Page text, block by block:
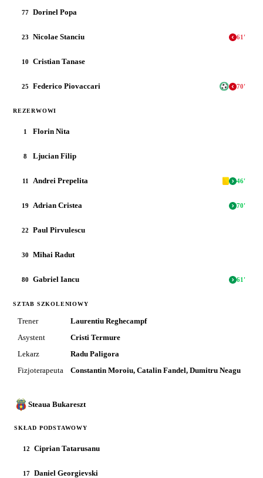
77 Dorinel Popa
23 Nicolae Stanciu 61 '
10 Cristian Tanase
25 Federico Piovaccari 70'
REZERWOWI
1 Florin Nita
8 Ljucian Filip
11 Andrei Prepelita 46'
19 Adrian Cristea 70'
22 Paul Pirvulescu
30 Mihai Radut
80 Gabriel Iancu 61 '
SZTAB SZKOLENIOWY
Trener
Laurentiu Reghecampf
Asystent
Cristi Termure
Lekarz
Radu Paligora
Fizjoterapeuta
Constantin Moroiu, Catalin Fandel, Dumitru Neagu
Steaua Bukareszt
SKŁAD PODSTAWOWY
12 Ciprian Tatarusanu
17 Daniel Georgievski